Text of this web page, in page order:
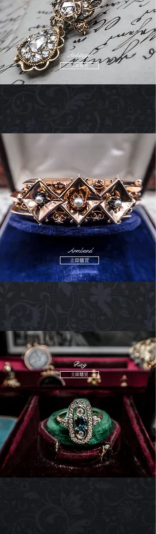
Anhänger
立即購買
Armband
立即購買
Ring
立即購買